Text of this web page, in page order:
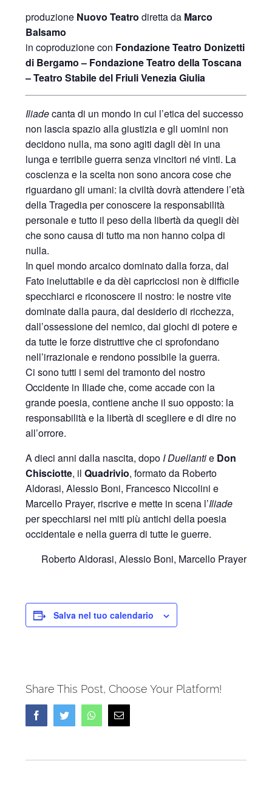
produzione Nuovo Teatro diretta da Marco
Balsamo
in coproduzione con Fondazione Teatro Donizetti
di Bergamo – Fondazione Teatro della Toscana
– Teatro Stabile del Friuli Venezia Giulia
Iliadecanta di un mondo in cui l’etica del successo
non lascia spazio alla giustizia e gli uomini non
decidono nulla, ma sono agiti dagli dèi in una
lunga e terribile guerra senza vincitori né vinti. La
coscienza e la scelta non sono ancora cose che
riguardano gli umani: la civiltà dovrà attendere l’età
della Tragedia per conoscere la responsabilità
personale e tutto il peso della libertà da quegli dèi
che sono causa di tutto ma non hanno colpa di
nulla.
In quel mondo arcaico dominato dalla forza, dal
Fato ineluttabile e da dèi capricciosi non è difficile
specchiarci e riconoscere il nostro: le nostre vite
dominate dalla paura, dal desiderio di ricchezza,
dall’ossessione del nemico, dai giochi di potere e
da tutte le forze distruttive che ci sprofondano
nell’irrazionale e rendono possibile la guerra.
Ci sono tutti i semi del tramonto del nostro
Occidente in Iliade che, come accade con la
grande poesia, contiene anche il suo opposto: la
responsabilità e la libertà di scegliere e di dire no
all’orrore.
A dieci anni dalla nascita, dopo I Duellantie Don
Chisciotte, ilQuadrivio, formato da Roberto
Aldorasi, Alessio Boni, Francesco Niccolini e
Marcello Prayer, riscrive e mette in scena l’Iliade
per specchiarsi nei miti più antichi della poesia
occidentale e nella guerra di tutte le guerre.
Roberto Aldorasi, Alessio Boni, Marcello Prayer
Salva nel tuo calendario
Share This Post, Choose Your Platform!
FacebookTwitter WhatsappEmail